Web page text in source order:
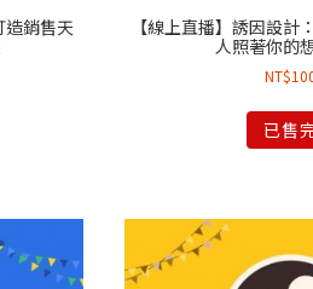
造銷售天
【線上直播】誘因設計
人照著你的
NT$
已售